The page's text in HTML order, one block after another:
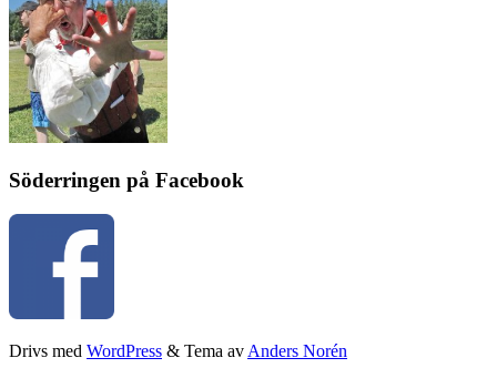
Söderringen på Facebook
Drivs med WordPress & Tema av Anders Norén